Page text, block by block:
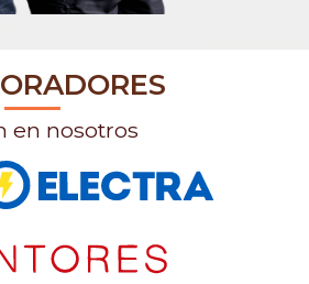
en nosotros